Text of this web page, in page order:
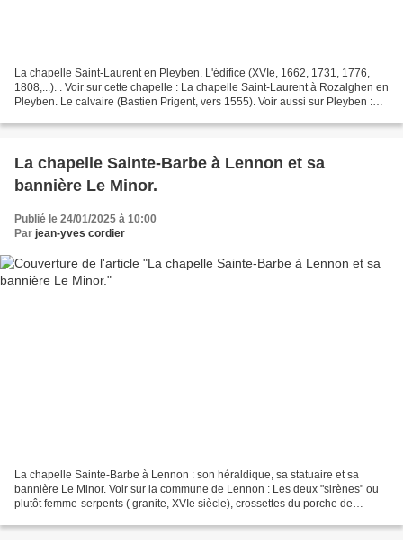
La chapelle Saint-Laurent en Pleyben. L'édifice (XVIe, 1662, 1731, 1776,
1808,...). . Voir sur cette chapelle : La chapelle Saint-Laurent à Rozalghen en
Pleyben. Le calvaire (Bastien Prigent, vers 1555). Voir aussi sur Pleyben :
La chapelle Sainte-Barbe à Lennon et sa
bannière Le Minor.
Publié le 24/01/2025 à 10:00
Par jean-yves cordier
La chapelle Sainte-Barbe à Lennon : son héraldique, sa statuaire et sa
bannière Le Minor. Voir sur la commune de Lennon : Les deux "sirènes" ou
plutôt femme-serpents ( granite, XVIe siècle), crossettes du porche de